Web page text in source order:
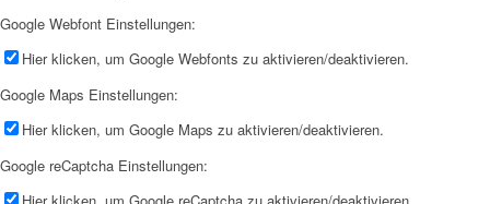
Google Webfont Einstellungen:
Hier klicken, um Google Webfonts zu aktivieren/deaktivieren.
Google Maps Einstellungen:
Hier klicken, um Google Maps zu aktivieren/deaktivieren.
Google reCaptcha Einstellungen: